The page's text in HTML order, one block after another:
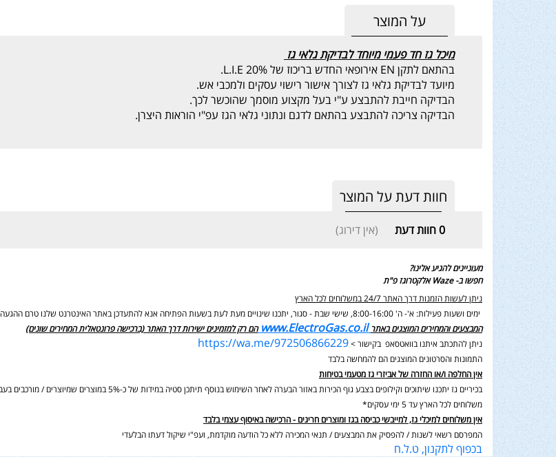
על המוצר
מיכל גז חד פעמי מיוחד לבדיקת גלאי גז
בהתאם לתקן EN אירופאי החדש בריכוז של 20% L.I.E.
מיועד לבדיקת גלאי גז לצורך אישור רישוי עסקים ולמכבי אש.
הבדיקה חייבת להתבצע ע"י בעל מקצוע מוסמך שהוכשר לכך.
הבדיקה צריכה להתבצע בהתאם לדגם ונתוני גלאי הגז עפ"י הוראות היצרן.
חוות דעת על המוצר
0חוות דעת (אין דירוג)
מעוניינים להגיע אלינו?
חפשו ב- Waze אלקטרוגז פ"ת
ניתן לעשות הזמנות דרך האתר 24/7 במשלוחים לכל הארץ
ימים ושעות פעילות: א'- ה' 8:00-16:00, שישי שבת - סגור,
יתכנו שינויים מעת לעת בשעות הפתיחה אנא להתעדכן באתר האינטרנט שלנו טרם ההגעה
המבצעים והמחירים המוצגים באתר www.ElectroGas.co.il הם רק למזמינים ישירות דרך האתר (ברכישה פרונטאלית המחירים שונים)
ניתן להתכתב איתנו בוואטסאפ בקישור >https://wa.me/972506866229
התמונות והסרטונים המוצגים הם להמחשה בלבד
אין החלפה ו/או החזרה של אביזרי גז מטעמי בטיחות
בכיריים גז יתכנו שיתוכים וקילופים בצבע גוף הכירות באזור הבערה לאחר השימוש בנוסף תיתכן סטיה במידות של כ-5% במוצרים שמיוצרים / מורכבים בעבודת יד
משלוחים לכל הארץ עד 5 ימי עסקים*
אין משלוחים למיכלי גז, למייבשי כביסה בגז ומוצרים חריגים - הרכישה באיסוף עצמי בלבד
המפרסם רשאי לשנות / להפסיק את המבצעים / תנאי המכירה ללא כל הודעה מוקדמת, ועפ"י שיקול דעתו הבלעדי
בכפוף לתקנון, ט.ל.ח